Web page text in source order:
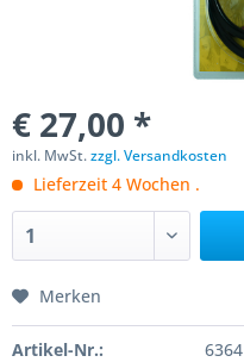
€ 27,00 *
inkl. MwSt.zzgl. Versandkosten
Lieferzeit 4 Wochen .
Merken
Artikel-Nr.:
6364